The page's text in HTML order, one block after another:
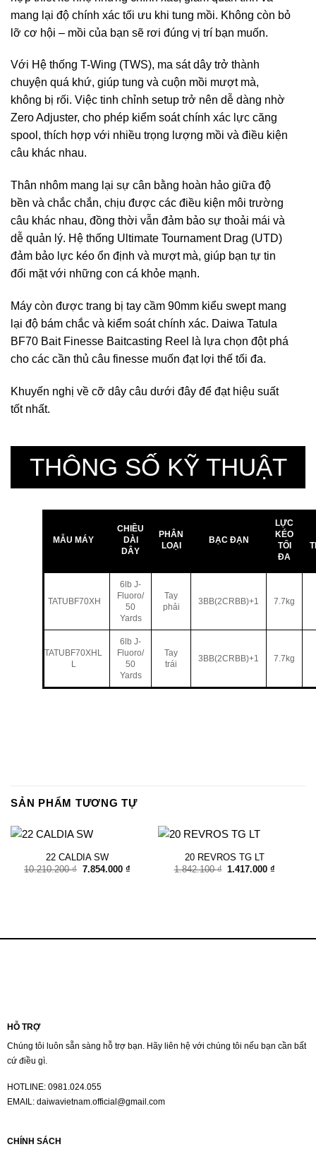
mang lại độ chính xác tối ưu khi tung mồi. Không còn bỏ
lỡ cơ hội – mồi của bạn sẽ rơi đúng vị trí bạn muốn.
Với Hệ thống T-Wing (TWS), ma sát dây trở thành
chuyện quá khứ, giúp tung và cuộn mồi mượt mà,
không bị rối. Việc tinh chỉnh setup trở nên dễ dàng nhờ
Zero Adjuster, cho phép kiểm soát chính xác lực căng
spool, thích hợp với nhiều trọng lượng mồi và điều kiện
câu khác nhau.
Thân nhôm mang lại sự cân bằng hoàn hảo giữa độ
bền và chắc chắn, chịu được các điều kiện môi trường
câu khác nhau, đồng thời vẫn đảm bảo sự thoải mái và
dễ quản lý. Hệ thống Ultimate Tournament Drag (UTD)
đảm bảo lực kéo ổn định và mượt mà, giúp bạn tự tin
đối mặt với những con cá khỏe mạnh.
Máy còn được trang bị tay cầm 90mm kiểu swept mang
lại độ bám chắc và kiểm soát chính xác. Daiwa Tatula
BF70 Bait Finesse Baitcasting Reel là lựa chọn đột phá
cho các cần thủ câu finesse muốn đạt lợi thế tối đa.
Khuyến nghị về cỡ dây câu dưới đây để đạt hiệu suất
tốt nhất.
THÔNG SỐ KỸ THUẬT
MẪU MÁY
CHIỀU
DÀI
DÂY
PHÂN
LOẠI
BẠC ĐẠN
LỰC
KÉO
TỐI
ĐA
TATUBF70XH
6lb J-
Fluoro/
50
Yards
Tay
phải
3BB(2CRBB)+1 7.7kg
TATUBF70XHL
L
6lb J-
Fluoro/
50
Yards
Tay
trái
3BB(2CRBB)+1 7.7kg
SẢN PHẨM TƯƠNG TỰ
22 CALDIA SW
10.210.200₫ Giá
7.854.000 ₫Giá
20 REVROS TG LT
1.842.100₫ Giá
1.417.000₫
HỖ TRỢ
Chúng tôi luôn sẵn sàng hỗ trợ bạn. Hãy liên hệ với chúng tôi nếu bạn cần bất
cứ điều gì.
HOTLINE: 0981.024.055
EMAIL: daiwavietnam.official@gmail.com
CHÍNH SÁCH